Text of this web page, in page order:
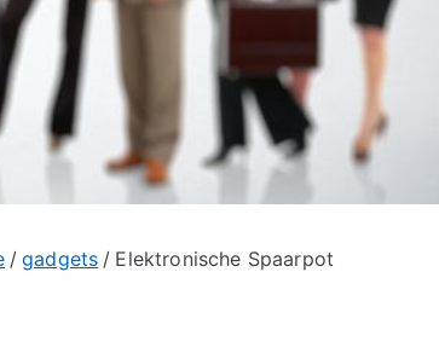
gadgets Elektronische Spaarpot